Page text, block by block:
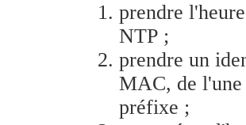
prendre
NTP ;
prendre un
MAC, de l'une
préfixe ;